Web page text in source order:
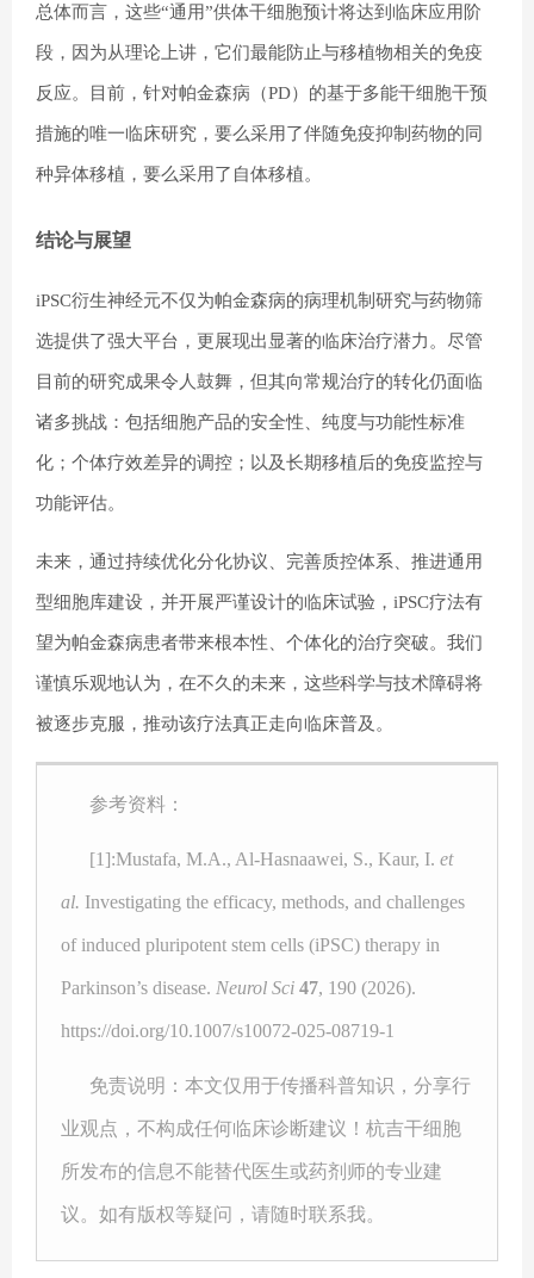
总体而言，这些“通用”供体干细胞预计将达到临床应用阶
段，因为从理论上讲，它们最能防止与移植物相关的免疫
反应。目前，针对帕金森病（PD）的基于多能干细胞干预
措施的唯一临床研究，要么采用了伴随免疫抑制药物的同
种异体移植，要么采用了自体移植。
结论与展望
iPSC衍生神经元不仅为帕金森病的病理机制研究与药物筛
选提供了强大平台，更展现出显著的临床治疗潜力。尽管
目前的研究成果令人鼓舞，但其向常规治疗的转化仍面临
诸多挑战：包括细胞产品的安全性、纯度与功能性标准
化；个体疗效差异的调控；以及长期移植后的免疫监控与
功能评估。
未来，通过持续优化分化协议、完善质控体系、推进通用
型细胞库建设，并开展严谨设计的临床试验，iPSC疗法有
望为帕金森病患者带来根本性、个体化的治疗突破。我们
谨慎乐观地认为，在不久的未来，这些科学与技术障碍将
被逐步克服，推动该疗法真正走向临床普及。
参考资料：
[1]:Mustafa, M.A., Al-Hasnaawei, S., Kaur, I. et
al. Investigating the efficacy, methods, and challenges
of induced pluripotent stem cells (iPSC) therapy in
Parkinson’s disease. Neurol Sci 47, 190 (2026).
https://doi.org/10.1007/s10072-025-08719-1
免责说明：本文仅用于传播科普知识，分享行
业观点，不构成任何临床诊断建议！杭吉干细胞
所发布的信息不能替代医生或药剂师的专业建
议。如有版权等疑问，请随时联系我。